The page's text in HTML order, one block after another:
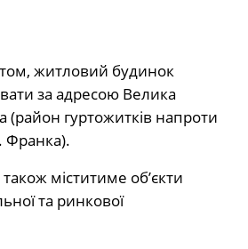
житловий будинок
за адресою Велика
(район гуртожитків напроти
Франка).
міститиме об’єкти
та ринкової